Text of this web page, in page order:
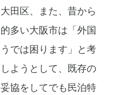
田区、また、昔から
多い大阪市は「外国
では困ります」と考
ようとして、既存の
協をしてでも民泊特